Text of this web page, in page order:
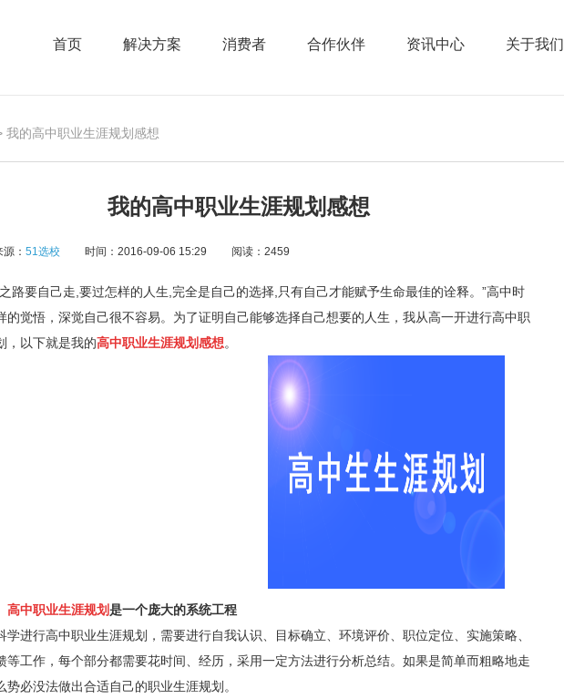
首页 解决方案 消费者 合作伙伴 资讯中心 关于我们
我的高中职业生涯规划感想
我的高中职业生涯规划感想
源： 51选校 时间：2016-09-06 15:29 阅读：2459
要自己走,要过怎样的人生,完全是自己的选择,只有自己才能赋予生命最佳的诠释。”高中时
的觉悟，深觉自己很不容易。为了证明自己能够选择自己想要的人生，我从高一开进行高中职
，以下就是我的高中职业生涯规划感想。
高中职业生涯规划是一个庞大的系统工程
行高中职业生涯规划，需要进行自我认识、目标确立、环境评价、职位定位、实施策略、
等工作，每个部分都需要花时间、经历，采用一定方法进行分析总结。如果是简单而粗略地走
势必没法做出合适自己的职业生涯规划。